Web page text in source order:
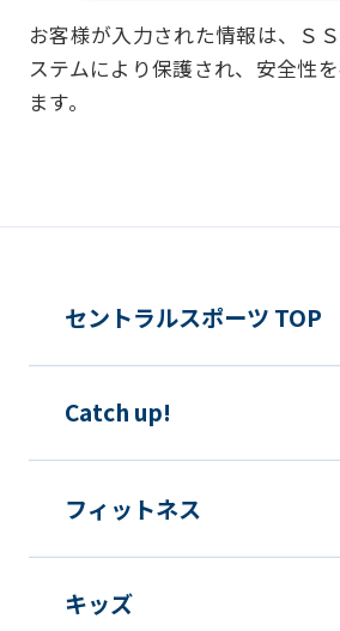
お客様からお預かりした
下の目的で使用させて頂
違法または不当な行為を助
ご利用上の諸連絡や利
む）等、新商品・サー
発・実施のため
新商品・サービスやイ
個人を特定できないよ
お客様が入力された情報は、Ｓ
ステムにより保護され、安全性
ます。
セントラルスポーツ TOP
Catch up!
フィットネス
キッズ